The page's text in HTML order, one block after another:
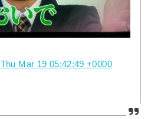
Thu Mar 19 05:42:49 +0000